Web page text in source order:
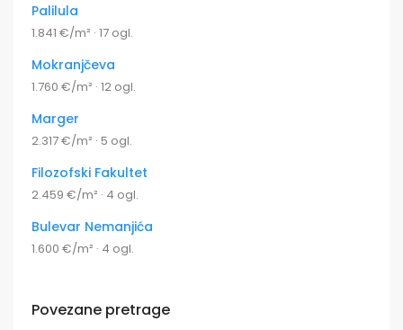
Palilula
1.841 €/m² · 17 ogl.
Mokranjčeva
1.760 €/m² · 12 ogl.
Marger
2.317 €/m² · 5 ogl.
Filozofski Fakultet
2.459 €/m² · 4 ogl.
Bulevar Nemanjića
1.600 €/m² · 4 ogl.
Povezane pretrage